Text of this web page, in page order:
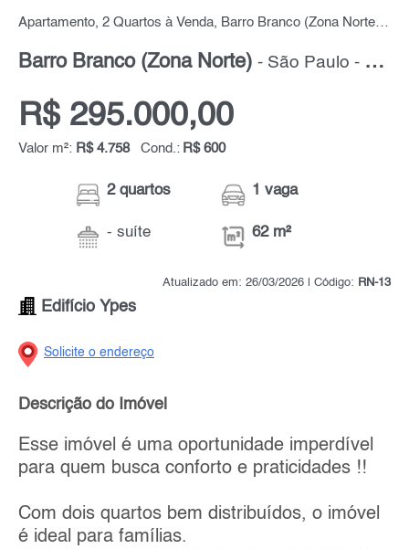
Apartamento, 2 Quartos à Venda, Barro Branco (Zona Norte), 62 m² por R$ 295.000,00
Barro Branco (Zona Norte) - São Paulo - Zona Norte
R$ 295.000,00
Valor m²: R$ 4.758 Cond.: R$ 600
2 quartos
- suíte
1 vaga
62 m²
Atualizado em: 26/03/2026 | Código: RN-13
Edifício Ypes
Solicite o endereço
Descrição do Imóvel
Esse imóvel é uma oportunidade imperdível
para quem busca conforto e praticidades !!
Com dois quartos bem distribuídos, o imóvel
é ideal para famílias.